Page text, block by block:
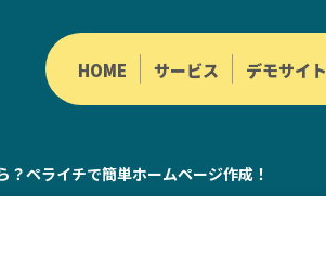
HOME サービス デモサイト
ペライチで簡単ホームページ作成！